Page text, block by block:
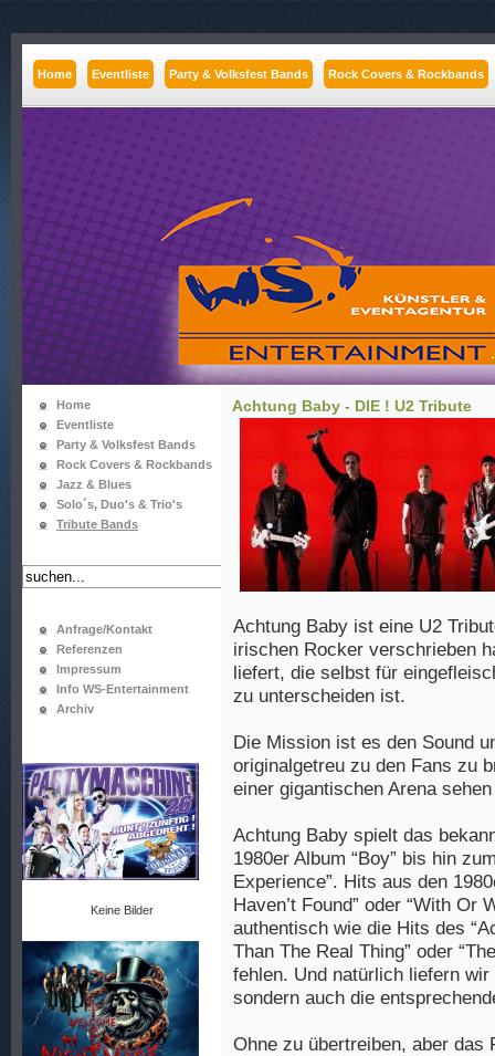
Home Eventliste Party & Volksfest Bands Rock Covers & Rockbands
Home
Eventliste
Party & Volksfest Bands
Rock Covers & Rockbands
Jazz & Blues
Solo´s, Duo's & Trio's
Tribute Bands
Anfrage/Kontakt
Referenzen
Impressum
Info WS-Entertainment
Archiv
Keine Bilder
Achtung Baby - DIE ! U2 Tribute
Achtung Baby ist eine U2
irischen Rocker verschrieben
liefert, die selbst für
zu unterscheiden ist.
Die Mission ist es den Sound
originalgetreu zu den Fans zu
einer gigantischen Arena
Achtung Baby spielt das
1980er Album “Boy” bis hin
Experience”. Hits aus den
Haven’t Found” oder “With Or
authentisch wie die Hits des
Than The Real Thing” oder
fehlen. Und natürlich liefern
sondern auch die
Ohne zu übertreiben, aber das